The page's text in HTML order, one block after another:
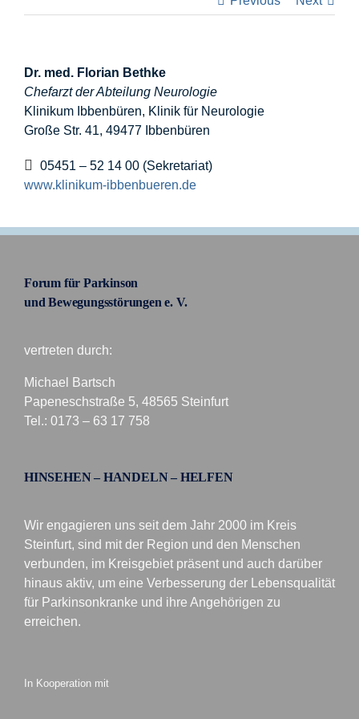
Förderer
Kontakt
Dr. med. Florian Bethke
Chefarzt der Abteilung Neurologie
Klinikum Ibbenbüren, Klinik für Neurologie
Große Str. 41, 49477 Ibbenbüren
05451 – 52 14 00 (Sekretariat)
www.klinikum-ibbenbueren.de
Forum für Parkinson
und Bewegungsstörungen e. V.
vertreten durch:
Michael Bartsch
Papeneschstraße 5, 48565 Steinfurt
Tel.: 0173 – 63 17 758
HINSEHEN – HANDELN – HELFEN
Wir engagieren uns seit dem Jahr 2000 im Kreis
Steinfurt, sind mit der Region und den Menschen
verbunden, im Kreisgebiet präsent und auch darüber
hinaus aktiv, um eine Verbesserung der Lebensqualität
für Parkinsonkranke und ihre Angehörigen zu
erreichen.
In Kooperation mit